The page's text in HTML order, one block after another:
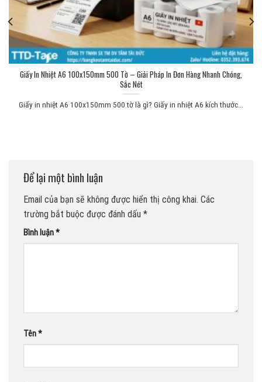
Giấy In Nhiệt A6 100x150mm 500 Tờ – Giải Pháp In Đơn Hàng Nhanh Chóng,
Sắc Nét
Giấy in nhiệt A6 100x150mm 500 tờ là gì? Giấy in nhiệt A6 kích thước...
Để lại một bình luận
Email của bạn sẽ không được hiển thị công khai. Các
trường bắt buộc được đánh dấu *
Bình luận*
Tên*